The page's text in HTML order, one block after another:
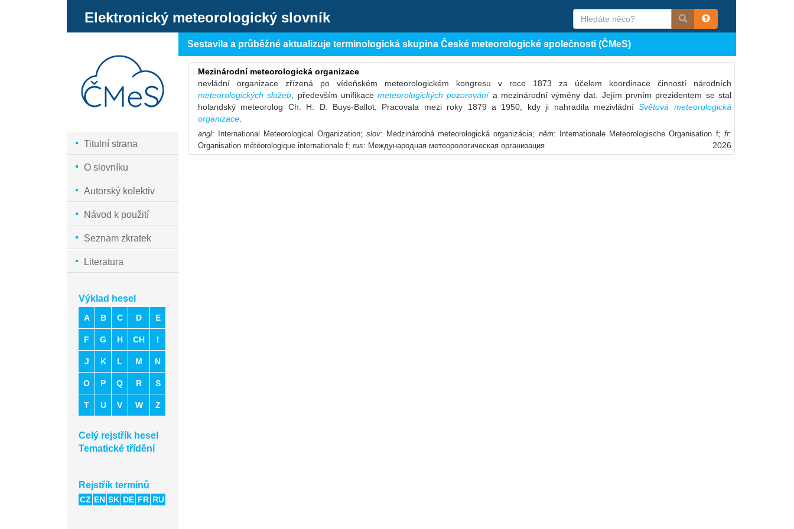
Elektronický meteorologický slovník
Titulní strana
O slovníku
Autorský kolektiv
Návod k použití
Seznam zkratek
Literatura
Výklad hesel
A B C D E
F G H CH I
J K L M N
O P Q R S
T U V W Z
Celý rejstřík hesel
Tematické třídění
Rejstřík termínů
CZ EN SK DE FR RU
Sestavila a průběžné aktualizuje terminologická skupina České meteorologické společnosti (ČMeS)
Mezinárodní meteorologická organizace
nevládní organizace zřízená po vídeňském meteorologickém kongresu v roce 1873 za účelem koordinace činností národních
meteorologických služeb , především unifikacemeteorologických pozorovánía mezinárodní výměny dat. Jejím prvním prezidentem se stal
holandský meteorolog Ch. H. D. Buys-Ballot. Pracovala mezi roky 1879 a 1950, kdy ji nahradila mezivládníSvětová meteorologická
organizace
angl: International Meteorological Organization; slov: Medzinárodná meteorologická organizácia; něm: Internationale Meteorologische Organisation f; fr:
Organisation météorologique internationale f; rus: Международная метеорологическая организация 2026